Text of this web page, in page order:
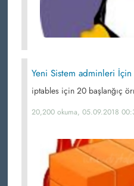
Yeni Sistem adminleri
iptables için 20 başlanğıç
20,200 okuma, 05.09.2018